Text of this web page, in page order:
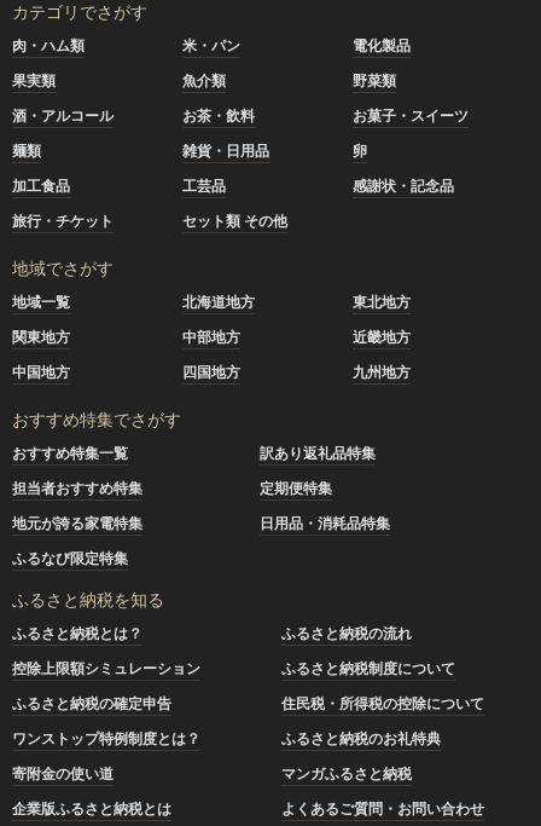
カテゴリでさがす
肉・ハム類 米・パン
電化製品
果実類
魚介類
野菜類
酒・アルコール
お茶・飲料
お菓子・スイーツ
麺類
雑貨・日用品
卵
加工食品
工芸品
感謝状・記念品
旅行・チケット
セット類 その他
地域でさがす
地域一覧 北海道地方
東北地方
関東地方
中部地方
近畿地方
中国地方
四国地方 九州地方
おすすめ特集でさがす
おすすめ特集一覧
訳あり返礼品特集
担当者おすすめ特集
定期便特集
地元が誇る家電特集
日用品・消耗品特集
ふるなび限定特集
ふるさと納税を知る
ふるさと納税とは？
ふるさと納税の流れ
控除上限額シミュレーション
ふるさと納税制度について
ふるさと納税の確定申告
住民税・所得税の控除について
ワンストップ特例制度とは？
ふるさと納税のお礼特典
寄附金の使い道
マンガふるさと納税
企業版ふるさと納税とは
よくあるご質問・お問い合わせ